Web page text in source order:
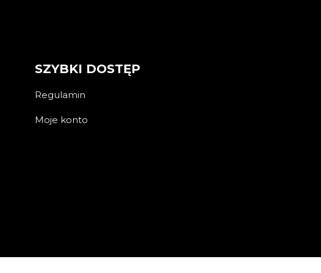
SZYBKI DOSTĘP
Regulamin
Moje konto